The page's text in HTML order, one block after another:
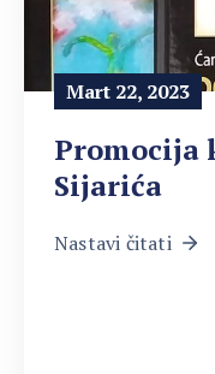
Mart 22, 2023
Promocija
Sijarića
Nastavi čitati